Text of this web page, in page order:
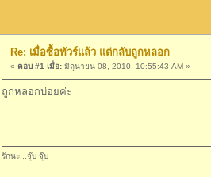
Re: เมื่อซื้อทัวร์แล้ว แต่กลับถูกหลอก
« ตอบ #1 เมื่อ: มิถุนายน 08, 2010, 10:55:43 AM »
ถูกหลอกบ่อยค่ะ
รักนะ...จุ๊บ จุ๊บ